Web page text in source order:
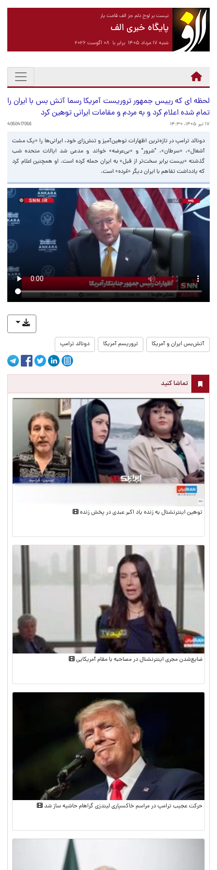
نیست بر لوح دلم جز الف قامت یار
پایگاه خبری الف
شنبه ۱۷ مرداد ۱۴۰۵ برابر با ۰۸ آگوست ۲۰۲۶
لحظه ای که رییس جمهور تروریست آمریکا رسما آتش بس با ایران را
تمام شده اعلام کرد و به مردم و مقامات ایرانی توهین کرد
۱۷ تیر ۱۴۰۵، ۱۴:۳۰ 4050417056
دونالد ترامپ در تازه‌ترین اظهارات توهین‌آمیز و تنش‌زای خود، ایرانی‌ها را «یک مشت
آشغال»، «سرطان»، "شرور" و «بی‌عرضه» خواند و مدعی شد ایالات متحده شب
گذشته «بیست برابر سخت‌تر از قبل» به ایران حمله کرده است. او همچنین اعلام کرد
که یادداشت تفاهم با ایران دیگر «مُرده» است.
آتش‌بس ایران و آمریکا تروریسم آمریکا دونالد ترامپ
تماشا کنید
توهین اینترنشنال به زنده یاد اکبر عبدی در پخش زنده
ضایع‌شدن مجری اینترنشنال در مصاحبه با مقام آمریکایی
حرکت عجیب ترامپ در مراسم خاکسپاری لیندزی گراهام حاشیه ساز شد